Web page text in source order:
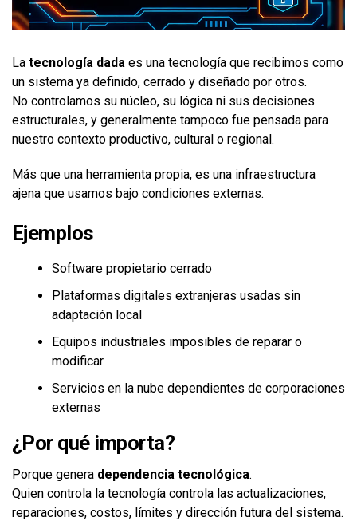
La tecnología dada es una tecnología que recibimos como
un sistema ya definido, cerrado y diseñado por otros.
No controlamos su núcleo, su lógica ni sus decisiones
estructurales, y generalmente tampoco fue pensada para
nuestro contexto productivo, cultural o regional.
Más que una herramienta propia, es una infraestructura
ajena que usamos bajo condiciones externas.
Ejemplos
Software propietario cerrado
Plataformas digitales extranjeras usadas sin
adaptación local
Equipos industriales imposibles de reparar o
modificar
Servicios en la nube dependientes de corporaciones
externas
¿Por qué importa?
Porque genera dependencia tecnológica.
Quien controla la tecnología controla las actualizaciones,
reparaciones, costos, límites y dirección futura del sistema.